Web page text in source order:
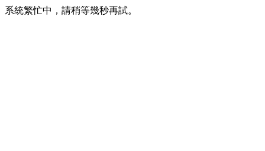
系統繁忙中，請稍等幾秒再試。